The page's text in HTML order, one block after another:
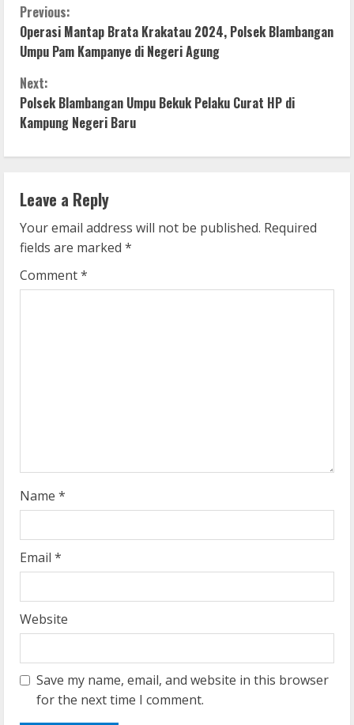
C
o
n
t
i
n
u
e
R
g
Previous:
Operasi Mantap Brata Krakatau 2024, Polsek Blambangan
Umpu Pam Kampanye di Negeri Agung
Next:
Polsek Blambangan Umpu Bekuk Pelaku Curat HP di
Kampung Negeri Baru
Leave a Reply
Your email address will not be published. Required
fields are marked *
Comment*
Name *
Email *
Website
Save my name, email, and website in this browser
for the next time I comment.